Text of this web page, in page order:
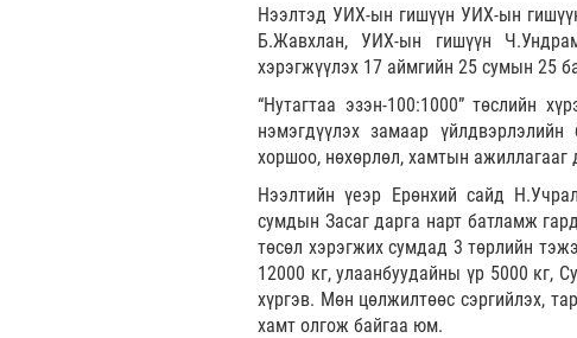
Нээлтэд УИХ-ын гишүүн УИХ-ын
Б.Жавхлан, УИХ-ын гишүүн
хэрэгжүүлэх 17 аймгийн 25 сумын 25
“Нутагтаа эзэн-100:1000” төслийн
нэмэгдүүлэх замаар
хоршоо, нөхөрлөл, хамтын
Нээлтийн үеэр Ерөнхий сайд
сумдын Засаг дарга нарт батламж
төсөл хэрэгжих сумдад 3 төрлийн
12000 кг, улаанбуудайны үр 5000 кг,
хүргэв. Мөн цөлжилтөөс сэргийлэх,
хамт олгож байгаа юм.